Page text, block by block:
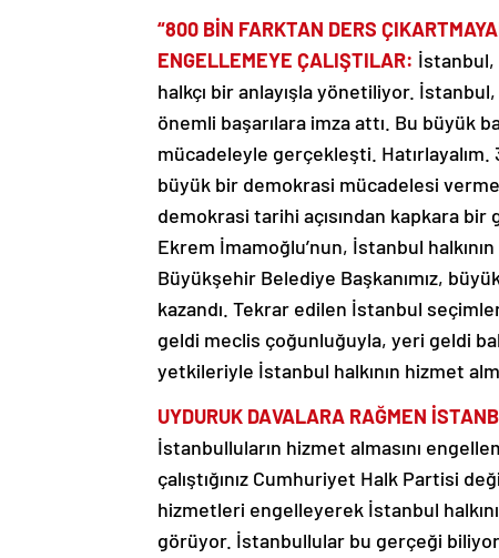
“800 BİN FARKTAN DERS
ENGELLEMEYE ÇALIŞTILAR: İstanbul,
halkçı bir anlayışla yönetiliyor.
önemli başarılara imza attı. Bu büyük
mücadeleyle gerçekleşti. Hatırlayalım.
büyük bir demokrasi mücadelesi
demokrasi tarihi açısından kapkara bir
Ekrem İmamoğlu’nun, İstanbul
Büyükşehir Belediye Başkanımız,
kazandı. Tekrar edilen İstanbul
geldi meclis çoğunluğuyla, yeri geldi
yetkileriyle İstanbul halkının hizmet
UYDURUK DAVALARA RAĞMEN
İstanbulluların hizmet almasını
çalıştığınız Cumhuriyet Halk Partisi
hizmetleri engelleyerek İstanbul
görüyor. İstanbullular bu gerçeği